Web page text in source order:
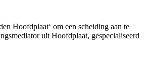
Hoofdplaat‘ om een scheiding aan te
uit Hoofdplaat, gespecialiseerd